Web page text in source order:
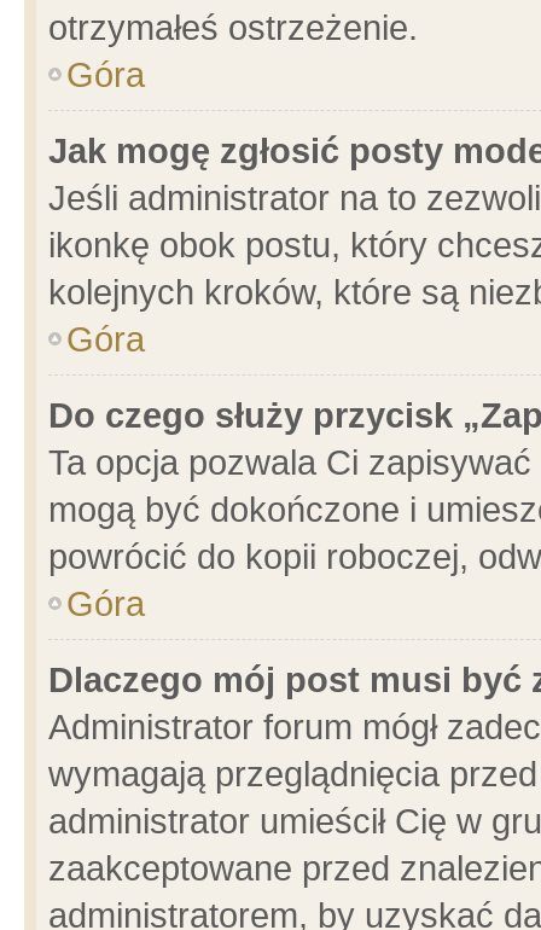
otrzymałeś ostrzeżenie.
Góra
Jak mogę zgłosić posty
Jeśli administrator na to
ikonkę obok postu, który
kolejnych kroków, które są
Góra
Do czego służy przycisk
Ta opcja pozwala Ci
mogą być dokończone i
powrócić do kopii roboczej,
Góra
Dlaczego mój post musi być
Administrator forum mógł
wymagają przeglądnięcia
administrator umieścił Cię w
zaakceptowane przed
administratorem, by uzyskać